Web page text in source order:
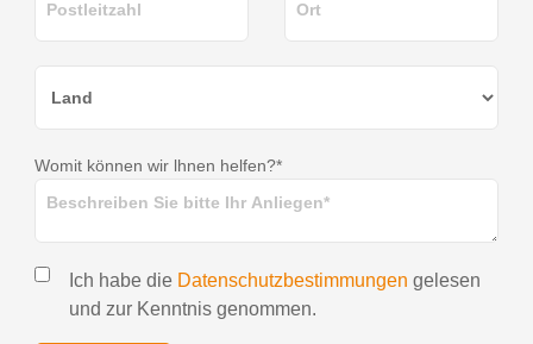
Womit können wir lhnen helfen?*
Ich habe die Datenschutzbestimmungen gelesen
und zur Kenntnis genommen.